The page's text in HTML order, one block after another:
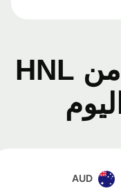
أسعار الصرف من HNL
AUD